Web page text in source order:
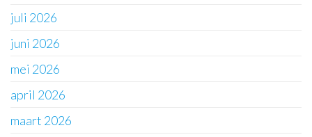
juli 2026
juni 2026
mei 2026
april 2026
maart 2026